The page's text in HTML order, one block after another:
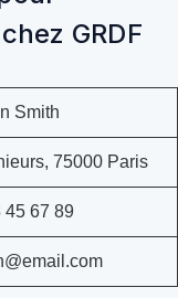
GRDF
Smith
75000 Paris
45 67 89